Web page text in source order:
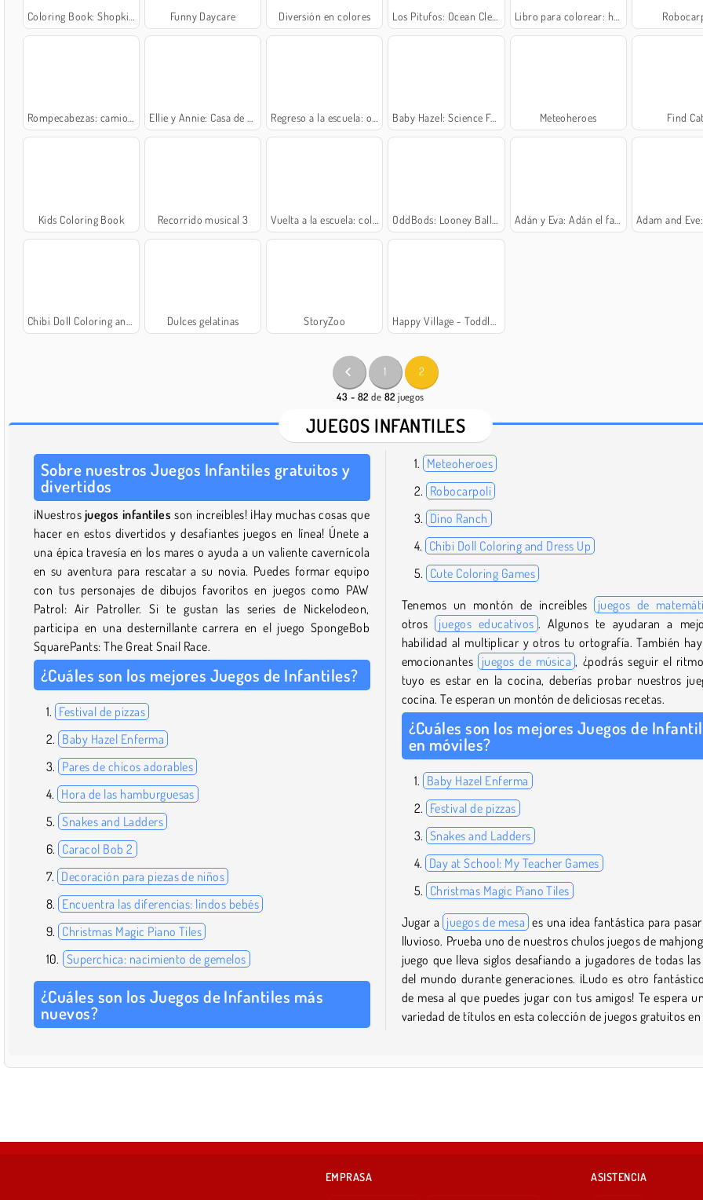
Coloring Book: Shopkins Funny Daycare Diversión en colores Los Pitufos: Ocean Cleanup Libro para colorear: hermosos unicornios
Rompecabezas: camiones animados Ellie y Annie: Casa de muñecas Regreso a la escuela: osos para colorear Baby Hazel: Science Fair Meteoheroes Find
Kids Coloring Book Recorrido musical 3 Vuelta a la escuela: colorear animales OddBods: Looney Ballooney Adán y Eva: Adán el fantasma Adam and Eve:
Chibi Doll Coloring and Dress Up Dulces gelatinas StoryZoo Happy Village - Toddlers & Kids Educational Games
1 2
43 - 82 de 82 juegos
JUEGOS INFANTILES
Sobre nuestros Juegos Infantiles gratuitos y
divertidos
¡Nuestros juegos infantilesson increíbles! ¡Hay muchas cosas que
hacer en estos divertidos y desafiantes juegos en línea! Únete a
una épica travesía en los mares o ayuda a un valiente cavernícola
en su aventura para rescatar a su novia. Puedes formar equipo
con tus personajes de dibujos favoritos en juegos como PAW
Patrol: Air Patroller. Si te gustan las series de Nickelodeon,
participa en una desternillante carrera en el juego SpongeBob
SquarePants: The Great Snail Race.
¿Cuáles son los mejores Juegos de Infantiles?
Festival de pizzas
Baby Hazel Enferma
Pares de chicos adorables
Hora de las hamburguesas
Snakes and Ladders
Caracol Bob 2
Decoración para piezas de niños
Encuentra las diferencias: lindos bebés
Christmas Magic Piano Tiles
Superchica: nacimiento de gemelos
¿Cuáles son los Juegos de Infantiles más
nuevos?
Meteoheroes
Robocarpoli
Dino Ranch
Chibi Doll Coloring and Dress Up
Cute Coloring Games
Tenemos un montón de increíbles
juegos de
otros juegos educativos . Algunos te ayudaran a
habilidad al multiplicar y otros tu ortografía. También
emocionantes juegos de música , ¿podrás seguir el
tuyo es estar en la cocina, deberías probar nuestros
cocina. Te esperan un montón de deliciosas recetas.
¿Cuáles son los mejores Juegos de
en móviles?
Baby Hazel Enferma
Festival de pizzas
Snakes and Ladders
Day at School: My Teacher Games
Christmas Magic Piano Tiles
Jugar a juegos de mesa es una idea fantástica para
lluvioso. Prueba uno de nuestros chulos juegos de
juego que lleva siglos desafiando a jugadores de todas
del mundo durante generaciones. ¡Ludo es otro
de mesa al que puedes jugar con tus amigos! Te espera
variedad de títulos en esta colección de juegos gratuitos en
EMPRASA ASISTENCIA